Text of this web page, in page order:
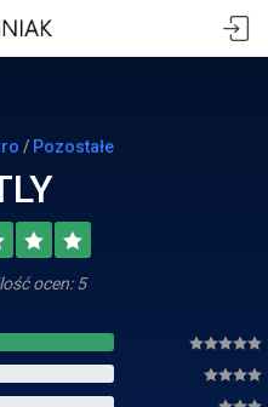
/ Pozostałe
ocen: 5